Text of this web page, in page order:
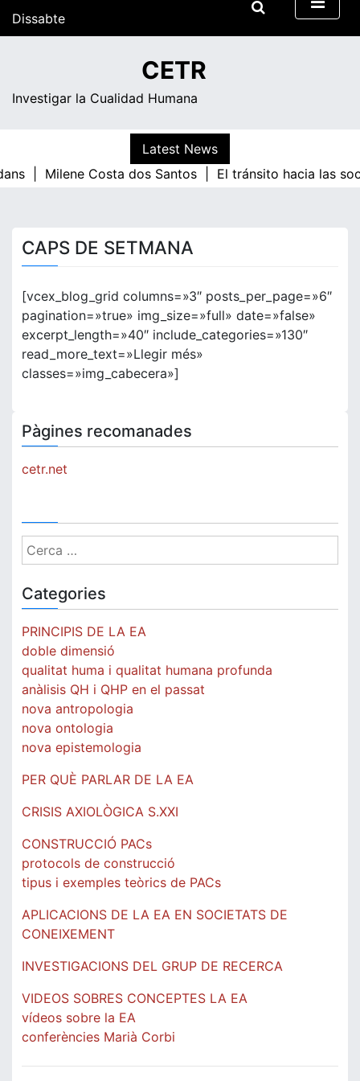
Dissabte
CETR
Investigar la Cualidad Humana
Latest News
|
Milene Costa dos Santos | El tránsito hacia las
CAPS DE SETMANA
[vcex_blog_grid columns=»3″ posts_per_page=»6″
pagination=»true» img_size=»full» date=»false»
excerpt_length=»40″ include_categories=»130″
read_more_text=»Llegir més»
classes=»img_cabecera»]
Pàgines recomanades
cetr.net
Cerca:
Categories
PRINCIPIS DE LA EA
doble dimensió
qualitat huma i qualitat humana profunda
anàlisis QH i QHP en el passat
nova antropologia
nova ontologia
nova epistemologia
PER QUÈ PARLAR DE LA EA
CRISIS AXIOLÒGICA S.XXI
CONSTRUCCIÓ PACs
protocols de construcció
tipus i exemples teòrics de PACs
APLICACIONS DE LA EA EN SOCIETATS DE
CONEIXEMENT
INVESTIGACIONS DEL GRUP DE RECERCA
VIDEOS SOBRES CONCEPTES LA EA
vídeos sobre la EA
conferències Marià Corbi